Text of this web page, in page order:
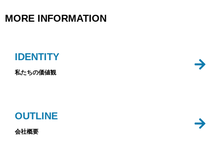
MORE INFORMATION
IDENTITY
私たちの価値観
OUTLINE
会社概要